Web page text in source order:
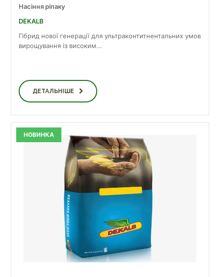
Насіння ріпаку
DEKALB
Гібрид нової генерації для ультраконтитнентальних умов
вирощування із високим...
ДЕТАЛЬНІШЕ
НОВИНКА